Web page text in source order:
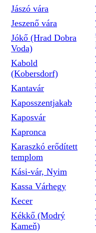
Jászó vára
Jeszenő vára
Jókő (Hrad Dobra
Voda)
Kabold
(Kobersdorf)
Kantavár
Kaposszentjakab
Kaposvár
Kapronca
Karaszkó erődített
templom
Kási-vár, Nyim
Kassa Várhegy
Kecer
Kékkő (Modrý
Kameň)